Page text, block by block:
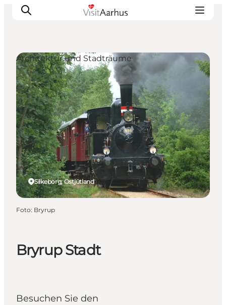
Sehen und erleben
Veranstaltungen
Städte und Regionen
Reiseplanung
Transport
Bryrup Stadt
Besuchen Sie den
Silkeborg, Ostjütland
Architektur und Stadträume
Foto: Bryrup